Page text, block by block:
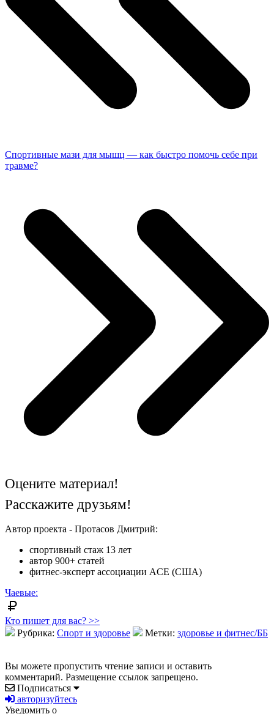
Спортивные мази для мышц — как быстро помочь себе при
травме?
Оцените материал!
Расскажите друзьям!
Автор проекта - Протасов Дмитрий:
спортивный стаж 13 лет
автор 900+ статей
фитнес-эксперт ассоциации ACE (США)
Чаевые:
Кто пишет для вас? >>
Рубрика: Спорт и здоровье Метки: здоровье и фитнес/ББ
Вы можете пропустить чтение записи и оставить
комментарий. Размещение ссылок запрещено.
Подписаться
авторизуйтесь
Уведомить о